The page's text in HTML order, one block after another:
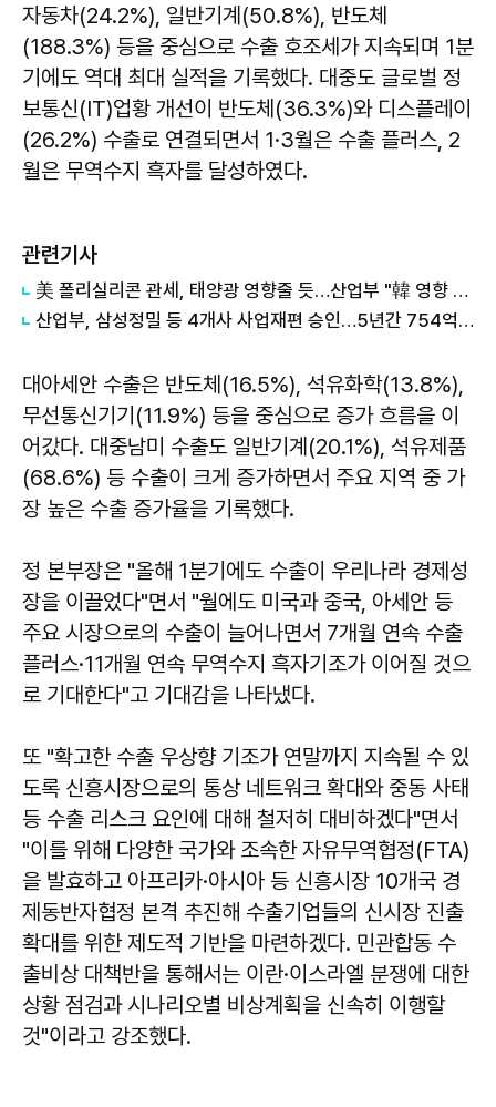
자동차(24.2%), 일반기계(50.8%), 반도체
(188.3%) 등을 중심으로 수출 호조세가 지속되며 1분
기에도 역대 최대 실적을 기록했다. 대중도 글로벌 정
보통신(IT)업황 개선이 반도체(36.3%)와 디스플레이
(26.2%) 수출로 연결되면서 1·3월은 수출 플러스, 2
월은 무역수지 흑자를 달성하였다.
관련기사
美 폴리실리콘 관세, 태양광 영향줄 듯…산업부 "韓 영향 최소화 협의"
산업부, 삼성정밀 등 4개사 사업재편 승인…5년간 754억 투자·99명 고용
대아세안 수출은 반도체(16.5%), 석유화학(13.8%),
무선통신기기(11.9%) 등을 중심으로 증가 흐름을 이
어갔다. 대중남미 수출도 일반기계(20.1%), 석유제품
(68.6%) 등 수출이 크게 증가하면서 주요 지역 중 가
장 높은 수출 증가율을 기록했다.
정 본부장은 "올해 1분기에도 수출이 우리나라 경제성
장을 이끌었다"면서 "월에도 미국과 중국, 아세안 등
주요 시장으로의 수출이 늘어나면서 7개월 연속 수출
플러스·11개월 연속 무역수지 흑자기조가 이어질 것으
로 기대한다"고 기대감을 나타냈다.
또 "확고한 수출 우상향 기조가 연말까지 지속될 수 있
도록 신흥시장으로의 통상 네트워크 확대와 중동 사태
등 수출 리스크 요인에 대해 철저히 대비하겠다"면서
"이를 위해 다양한 국가와 조속한 자유무역협정(FTA)
을 발효하고 아프리카·아시아 등 신흥시장 10개국 경
제동반자협정 본격 추진해 수출기업들의 신시장 진출
확대를 위한 제도적 기반을 마련하겠다. 민관합동 수
출비상 대책반을 통해서는 이란·이스라엘 분쟁에 대한
상황 점검과 시나리오별 비상계획을 신속히 이행할
것"이라고 강조했다.